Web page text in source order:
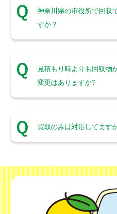
神奈川県の市役所で回収
すか？
見積もり時よりも回収物
変更はありますか?
買取のみは対応してます